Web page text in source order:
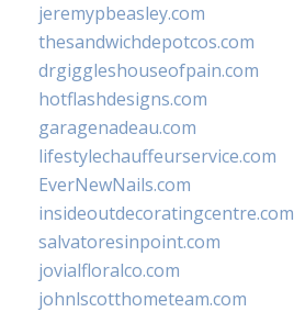
jeremypbeasley.com
thesandwichdepotcos.com
drgiggleshouseofpain.com
hotflashdesigns.com
garagenadeau.com
lifestylechauffeurservice.com
EverNewNails.com
insideoutdecoratingcentre.com
salvatoresinpoint.com
jovialfloralco.com
johnlscotthometeam.com